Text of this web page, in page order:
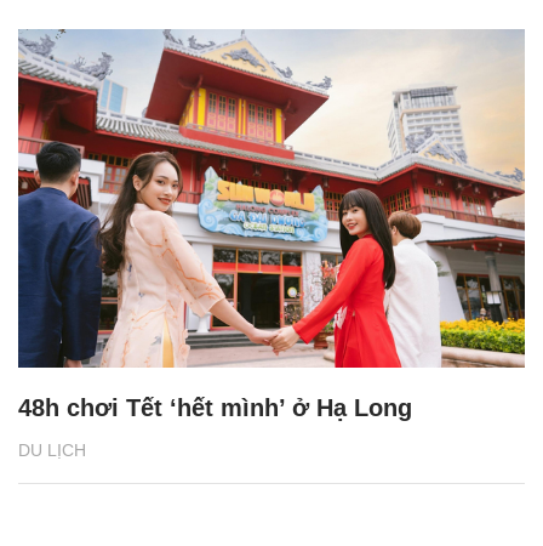
DU LỊCH
48h chơi Tết ‘hết mình’ ở Hạ Long